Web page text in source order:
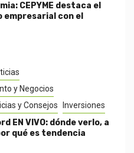
CEPYME destaca el
empresarial con el
y Negocios
y Consejos
Inversiones
EN VIVO: dónde verlo, a
qué es tendencia